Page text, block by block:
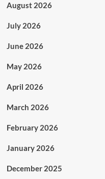
August 2026
July 2026
June 2026
May 2026
April 2026
March 2026
February 2026
January 2026
December 2025